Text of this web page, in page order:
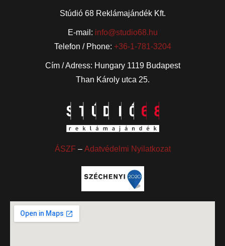
Stúdió 68 Reklámajándék Kft.
E-mail: info@studio68.hu
Telefon / Phone: +36-1-781-3204
Cím / Adress: Hungary 1119 Budapest
Than Károly utca 25.
ÁSZF – Adatvédelmi Nyilatkozat